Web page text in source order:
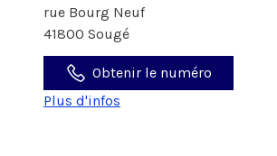
rue Bourg Neuf
41800 Sougé
Obtenir le numéro
Plus d'infos